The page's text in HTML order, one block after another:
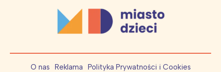
O nas Reklama Polityka Prywatności i Cookies